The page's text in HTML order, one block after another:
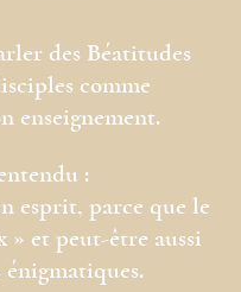
des Béatitudes
comme
enseignement.
:
esprit, parce que le
» et peut-être aussi